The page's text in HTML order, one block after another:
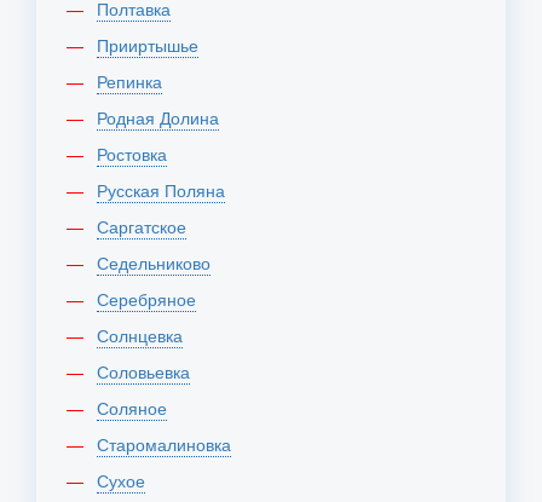
Полтавка
Прииртышье
Репинка
Родная Долина
Ростовка
Русская Поляна
Саргатское
Седельниково
Серебряное
Солнцевка
Соловьевка
Соляное
Старомалиновка
Сухое